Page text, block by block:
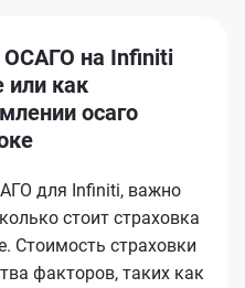
ОСАГО на Infiniti
или как
осаго
для Infiniti, важно
стоит страховка
Стоимость страховки
факторов, таких как